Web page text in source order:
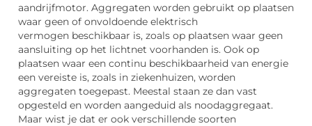
aandrijfmotor. Aggregaten worden gebruikt op plaatsen
waar geen of onvoldoende elektrisch
vermogen beschikbaar is, zoals op plaatsen waar geen
aansluiting op het lichtnet voorhanden is. Ook op
plaatsen waar een continu beschikbaarheid van energie
een vereiste is, zoals in ziekenhuizen, worden
aggregaten toegepast. Meestal staan ze dan vast
opgesteld en worden aangeduid als noodaggregaat.
Maar wist je dat er ook verschillende soorten